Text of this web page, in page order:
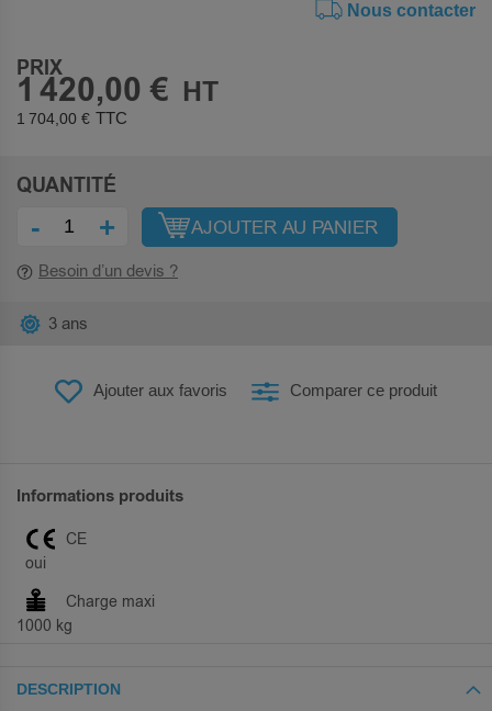
Nous contacter
PRIX
1 420,00 €
1 704,00 €
QUANTITÉ
- + AJOUTER AU PANIER
Besoin d’un devis ?
Ajouter aux favoris Comparer ce produit
3 ans
Informations produits
oui
CE
1000 kg
Charge maxi
DESCRIPTION